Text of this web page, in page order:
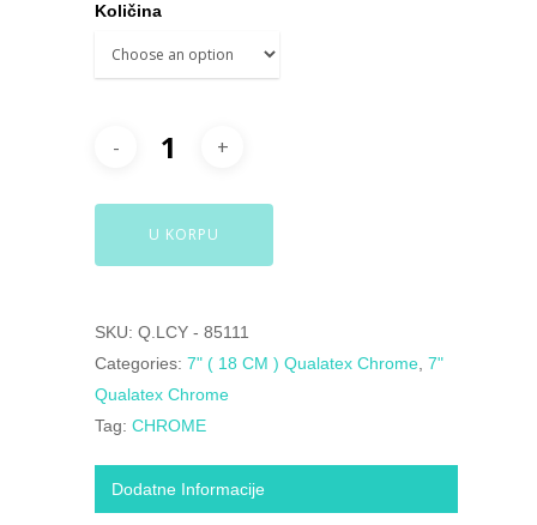
Količina
U KORPU
SKU: Q.LCY - 85111
Categories: 7" ( 18 CM ) Qualatex Chrome 7"
Qualatex Chrome
Tag: CHROME
Dodatne Informacije